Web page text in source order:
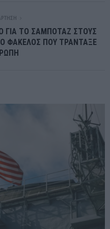
ΓΙΑ ΤΟ ΣΑΜΠΟΤΑΖ ΣΤΟΥΣ
Ο ΦΑΚΕΛΟΣ ΠΟΥ ΤΡΑΝΤΑΞΕ